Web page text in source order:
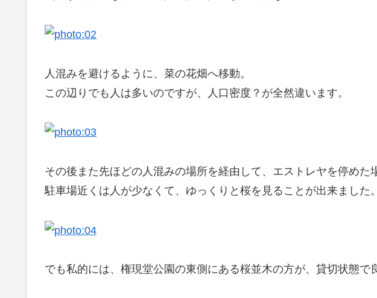
人混みを避けるように、菜の花畑へ移動。
この辺りでも人は多いのですが、人口密度？が全然違います。
その後また先ほどの人混みの場所を経由して、エストレヤを停めた
駐車場近くは人が少なくて、ゆっくりと桜を見ることが出来ました。
でも私的には、権現堂公園の東側にある桜並木の方が、貸切状態で